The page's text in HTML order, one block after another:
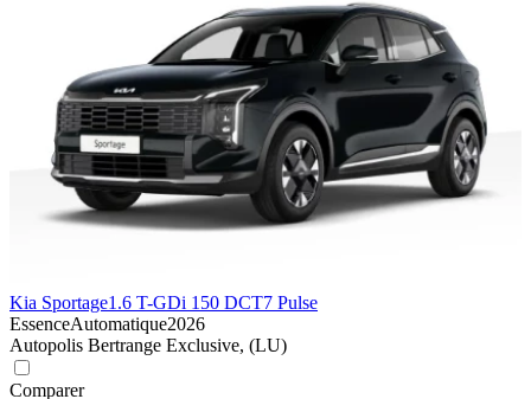
Kia Sportage1.6 T-GDi 150 DCT7 Pulse
EssenceAutomatique2026
Autopolis Bertrange Exclusive, (LU)
Comparer